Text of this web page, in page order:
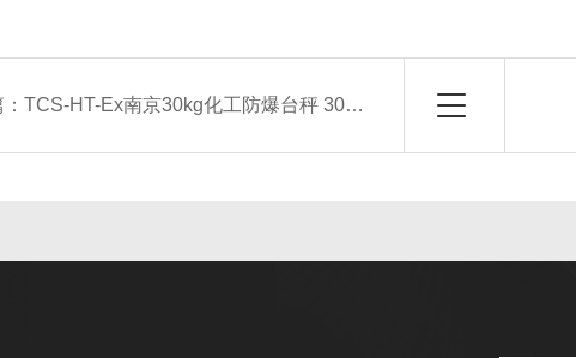
：TCS-HT-Ex南京30kg化工防爆台秤 304不锈钢隔爆电子称